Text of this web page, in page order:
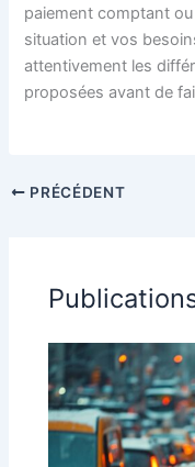
paiement comptant
situation et vos
attentivement les
proposées avant de
PRÉCÉDENT